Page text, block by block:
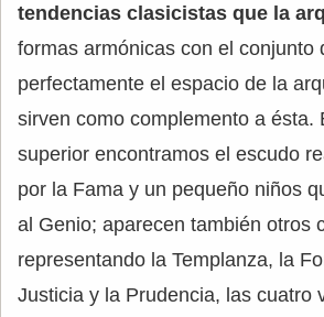
tendencias clasicistas que la
formas armónicas con el conjunto
perfectamente el espacio de la
sirven como complemento a ésta.
superior encontramos el escudo
por la Fama y un pequeño niños
al Genio; aparecen también otros
representando la Templanza, la
Justicia y la Prudencia, las cuatro